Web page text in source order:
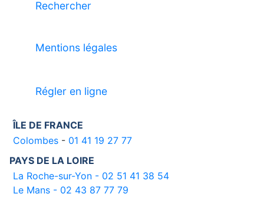
Rechercher
Mentions légales
Régler en ligne
ÎLE DE FRANCE
Colombes - 01 41 19 27 77
PAYS DE LA LOIRE
La Roche-sur-Yon - 02 51 41 38 54
Le Mans - 02 43 87 77 79